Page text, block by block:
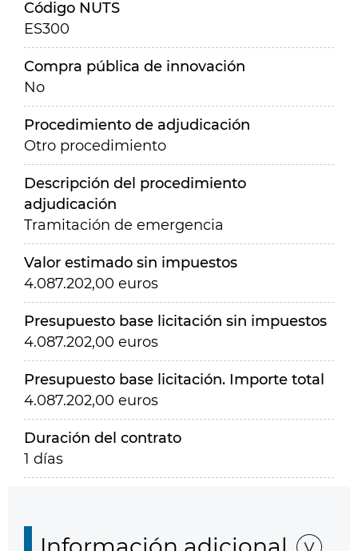
Código NUTS
ES300
Compra pública de innovación
No
Procedimiento de adjudicación
Otro procedimiento
Descripción del procedimiento
adjudicación
Tramitación de emergencia
Valor estimado sin impuestos
4.087.202,00 euros
Presupuesto base licitación sin impuestos
4.087.202,00 euros
Presupuesto base licitación. Importe total
4.087.202,00 euros
Duración del contrato
1 días